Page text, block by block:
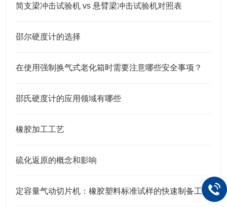
简支梁冲击试验机 vs 悬臂梁冲击试验机对照表
邵尔硬度计的选择
在使用强制换气式老化箱时需要注意哪些安全事项？
邵氏硬度计的应用领域有哪些
橡胶加工工艺
硫化返原的概念和影响
定容量气动切片机：橡胶塑料标准试样的快速制备工具